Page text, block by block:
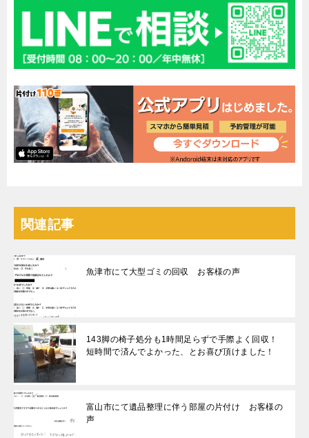
関連記事
魚津市にて大型ゴミの回収 お客様の声
143脚の椅子処分も1時間足らずで手際よく回収！
短時間で済んでよかった、とお喜び頂けました！
富山市にて遺品整理に伴う部屋の片付け お客様の
声